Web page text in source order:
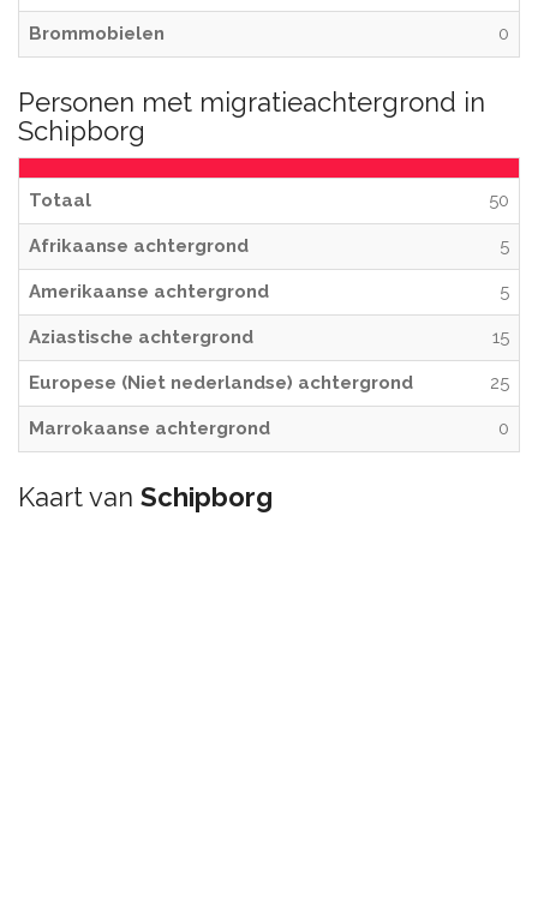
Brommobielen 0
Personen met migratieachtergrond in
Schipborg
Totaal 50
Afrikaanse achtergrond 5
Amerikaanse achtergrond 5
Aziastische achtergrond 15
Europese (Niet nederlandse) achtergrond 25
Marrokaanse achtergrond 0
Kaart van Schipborg